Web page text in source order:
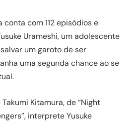
com 112 episódios e
Urameshi, um adolescente
um garoto de ser
uma segunda chance ao se
Kitamura, de “Night
interprete Yusuke